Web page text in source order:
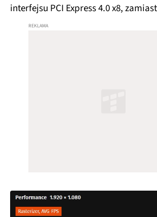
interfejsu PCI Express 4.0 x8,